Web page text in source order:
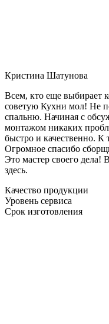
Кристина Шатунова
Всем, кто еще выбирает
советую Кухни мол! Не
спальню. Начиная с
монтажом никаких
быстро и качественно.
Огромное спасибо
Это мастер своего дела!
здесь.
Качество продукции
Уровень сервиса
Срок изготовления